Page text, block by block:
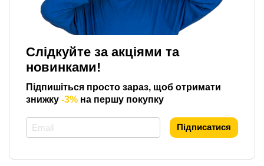
Слідкуйте за акціями та
новинками!
Підпишіться просто зараз, щоб отримати
знижку -3% на першу покупку
Підписатися